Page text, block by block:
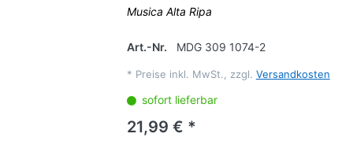
Musica Alta Ripa
Art.-Nr. MDG 309 1074-2
* Preise inkl. MwSt., zzgl. Versandkosten
sofort lieferbar
21,99 € *